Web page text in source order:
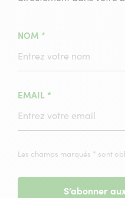
NOM *
EMAIL *
Les champs marqués * sont
S’abonner